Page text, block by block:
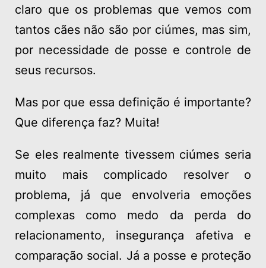
claro que os problemas que vemos com
tantos cães não são por ciúmes, mas sim,
por necessidade de posse e controle de
seus recursos.
Mas por que essa definição é importante?
Que diferença faz? Muita!
Se eles realmente tivessem ciúmes seria
muito mais complicado resolver o
problema, já que envolveria emoções
complexas como medo da perda do
relacionamento, insegurança afetiva e
comparação social. Já a posse e proteção